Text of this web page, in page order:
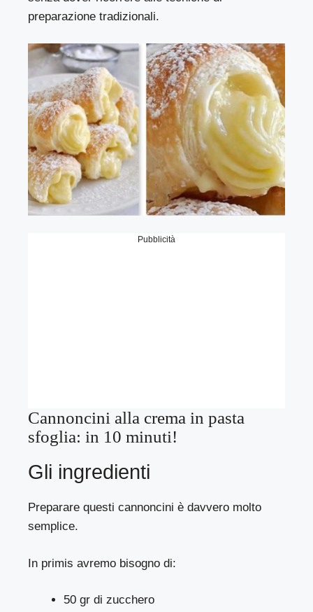
preparazione tradizionali.
Pubblicità
Cannoncini alla crema in pasta
sfoglia: in 10 minuti!
Gli ingredienti
Preparare questi cannoncini è davvero molto
semplice.
In primis avremo bisogno di:
50 gr di zucchero